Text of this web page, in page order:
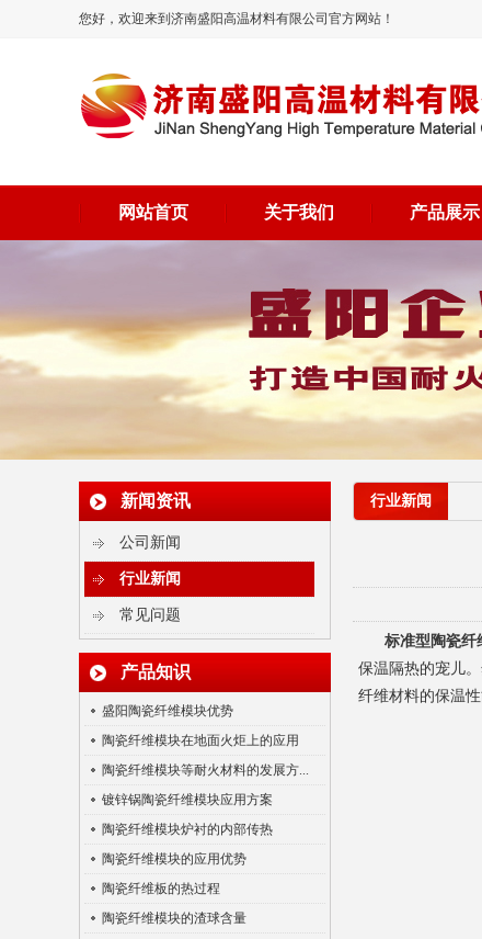
您好，欢迎来到济南盛阳高温材料有限公司官方网站！
网站首页 关于我们 产品展示
新闻资讯
公司新闻
行业新闻
常见问题
产品知识
盛阳陶瓷纤维模块优势
陶瓷纤维模块在地面火炬上的应用
陶瓷纤维模块等耐火材料的发展方...
镀锌锅陶瓷纤维模块应用方案
陶瓷纤维模块炉衬的内部传热
陶瓷纤维模块的应用优势
陶瓷纤维板的热过程
陶瓷纤维模块的渣球含量
陶瓷纤维散棉
陶瓷纤维纸
行业新闻
标准型陶瓷纤
保温隔热的宠儿
纤维材料的保温性